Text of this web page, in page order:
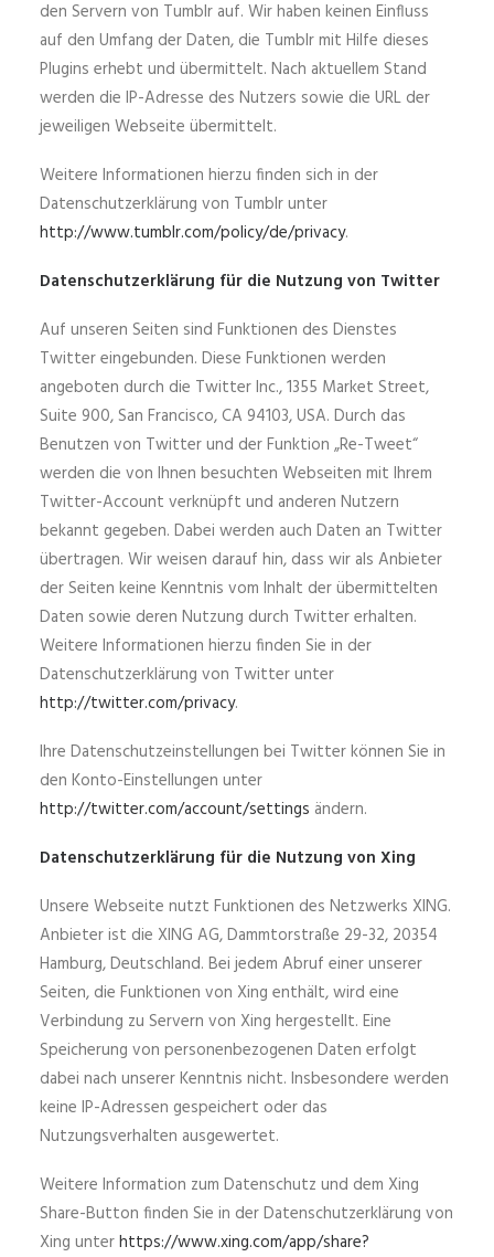
den Servern von Tumblr auf. Wir haben keinen Einfluss
auf den Umfang der Daten, die Tumblr mit Hilfe dieses
Plugins erhebt und übermittelt. Nach aktuellem Stand
werden die IP-Adresse des Nutzers sowie die URL der
jeweiligen Webseite übermittelt.
Weitere Informationen hierzu finden sich in der
Datenschutzerklärung von Tumblr unter
http://www.tumblr.com/policy/de/privacy.
Datenschutzerklärung für die Nutzung von Twitter
Auf unseren Seiten sind Funktionen des Dienstes
Twitter eingebunden. Diese Funktionen werden
angeboten durch die Twitter Inc., 1355 Market Street,
Suite 900, San Francisco, CA 94103, USA. Durch das
Benutzen von Twitter und der Funktion „Re-Tweet“
werden die von Ihnen besuchten Webseiten mit Ihrem
Twitter-Account verknüpft und anderen Nutzern
bekannt gegeben. Dabei werden auch Daten an Twitter
übertragen. Wir weisen darauf hin, dass wir als Anbieter
der Seiten keine Kenntnis vom Inhalt der übermittelten
Daten sowie deren Nutzung durch Twitter erhalten.
Weitere Informationen hierzu finden Sie in der
Datenschutzerklärung von Twitter unter
http://twitter.com/privacy.
Ihre Datenschutzeinstellungen bei Twitter können Sie in
den Konto-Einstellungen unter
http://twitter.com/account/settings ändern.
Datenschutzerklärung für die Nutzung von Xing
Unsere Webseite nutzt Funktionen des Netzwerks XING.
Anbieter ist die XING AG, Dammtorstraße 29-32, 20354
Hamburg, Deutschland. Bei jedem Abruf einer unserer
Seiten, die Funktionen von Xing enthält, wird eine
Verbindung zu Servern von Xing hergestellt. Eine
Speicherung von personenbezogenen Daten erfolgt
dabei nach unserer Kenntnis nicht. Insbesondere werden
keine IP-Adressen gespeichert oder das
Nutzungsverhalten ausgewertet.
Weitere Information zum Datenschutz und dem Xing
Share-Button finden Sie in der Datenschutzerklärung von
Xing unterhttps://www.xing.com/app/share?